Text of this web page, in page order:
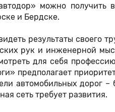
можно получить
и Бердске.
результаты своего
рук и инженерной
для себя
предполагает
автомобильных дорог –
сеть требует развития.